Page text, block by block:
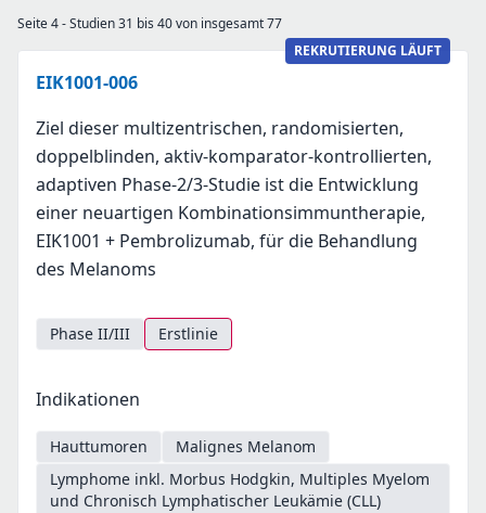
Seite 4 - Studien 31 bis 40 von insgesamt 77
REKRUTIERUNG LÄUFT
EIK1001-006
Ziel dieser multizentrischen, randomisierten,
doppelblinden, aktiv-komparator-kontrollierten,
adaptiven Phase-2/3-Studie ist die Entwicklung
einer neuartigen Kombinationsimmuntherapie,
EIK1001 + Pembrolizumab, für die Behandlung
des Melanoms
Phase II/III Erstlinie
Indikationen
Hauttumoren
Malignes Melanom
Lymphome inkl. Morbus Hodgkin, Multiples Myelom
und Chronisch Lymphatischer Leukämie (CLL)